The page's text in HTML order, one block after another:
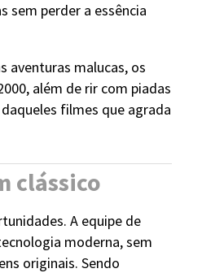
sem perder a essência
aventuras malucas, os
além de rir com piadas
filmes que agrada
clássico
A equipe de
moderna, sem
originais. Sendo